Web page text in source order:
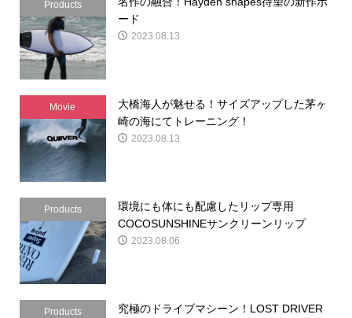
Products
ード
2023.08.13
Movie
大橋海人が魅せる！サイズアップした茅ヶ
崎の海にてトレーニング！
2023.08.13
Products
環境にも体にも配慮したリップ専用
COCOSUNSHINEサンクリーンリップ
2023.08.06
Products
究極のドライブマシーン！LOST DRIVER